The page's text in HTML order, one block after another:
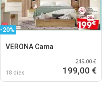
-20%
VERONA Cama
18 días
249,00 €
199,00 €